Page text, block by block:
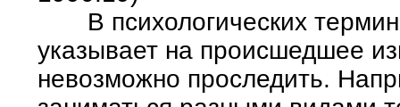
В психологических
указывает на происшедшее
невозможно проследить.